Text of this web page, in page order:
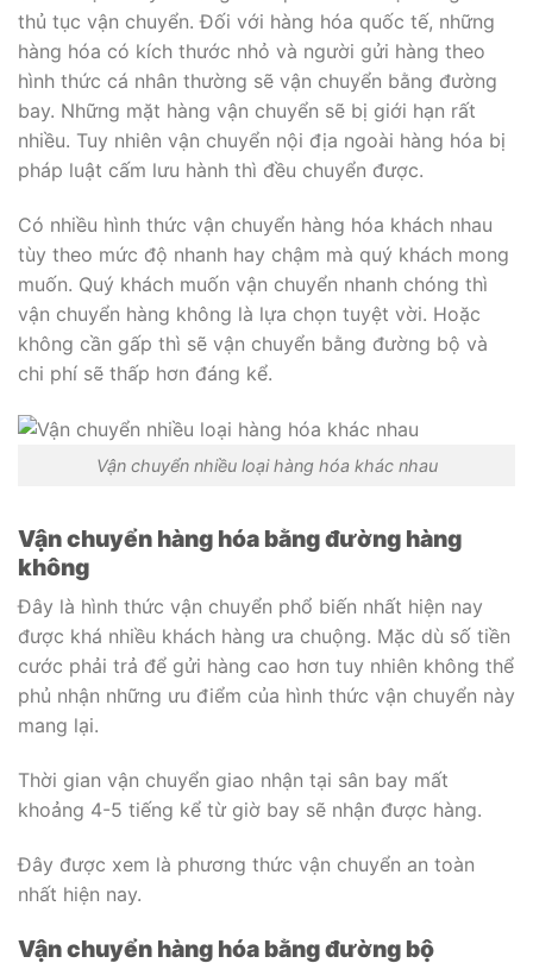
thủ tục vận chuyển. Đối với hàng hóa quốc tế, những
hàng hóa có kích thước nhỏ và người gửi hàng theo
hình thức cá nhân thường sẽ vận chuyển bằng đường
bay. Những mặt hàng vận chuyển sẽ bị giới hạn rất
nhiều. Tuy nhiên vận chuyển nội địa ngoài hàng hóa bị
pháp luật cấm lưu hành thì đều chuyển được.
Có nhiều hình thức vận chuyển hàng hóa khách nhau
tùy theo mức độ nhanh hay chậm mà quý khách mong
muốn. Quý khách muốn vận chuyển nhanh chóng thì
vận chuyển hàng không là lựa chọn tuyệt vời. Hoặc
không cần gấp thì sẽ vận chuyển bằng đường bộ và
chi phí sẽ thấp hơn đáng kể.
Vận chuyển nhiều loại hàng hóa khác nhau
Vận chuyển hàng hóa bằng đường hàng
không
Đây là hình thức vận chuyển phổ biến nhất hiện nay
được khá nhiều khách hàng ưa chuộng. Mặc dù số tiền
cước phải trả để gửi hàng cao hơn tuy nhiên không thể
phủ nhận những ưu điểm của hình thức vận chuyển này
mang lại.
Thời gian vận chuyển giao nhận tại sân bay mất
khoảng 4-5 tiếng kể từ giờ bay sẽ nhận được hàng.
Đây được xem là phương thức vận chuyển an toàn
nhất hiện nay.
Vận chuyển hàng hóa bằng đường bộ